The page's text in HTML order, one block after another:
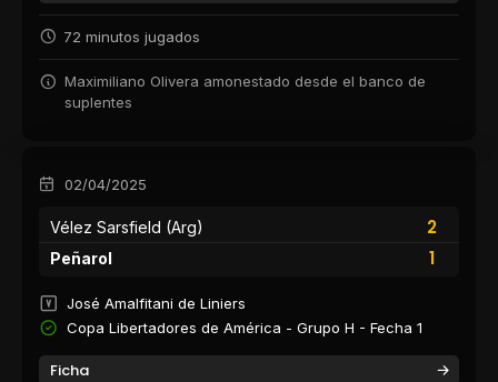
72 minutos jugados
Maximiliano Olivera amonestado desde el banco de
suplentes
02/04/2025
Vélez Sarsfield (Arg)
2
1
Peñarol
José Amalfitani de Liniers
Copa Libertadores de América - Grupo H - Fecha 1
Ficha